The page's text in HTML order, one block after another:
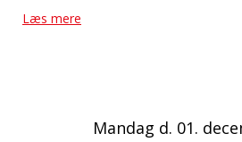
Læs mere
Mandag d. 01.